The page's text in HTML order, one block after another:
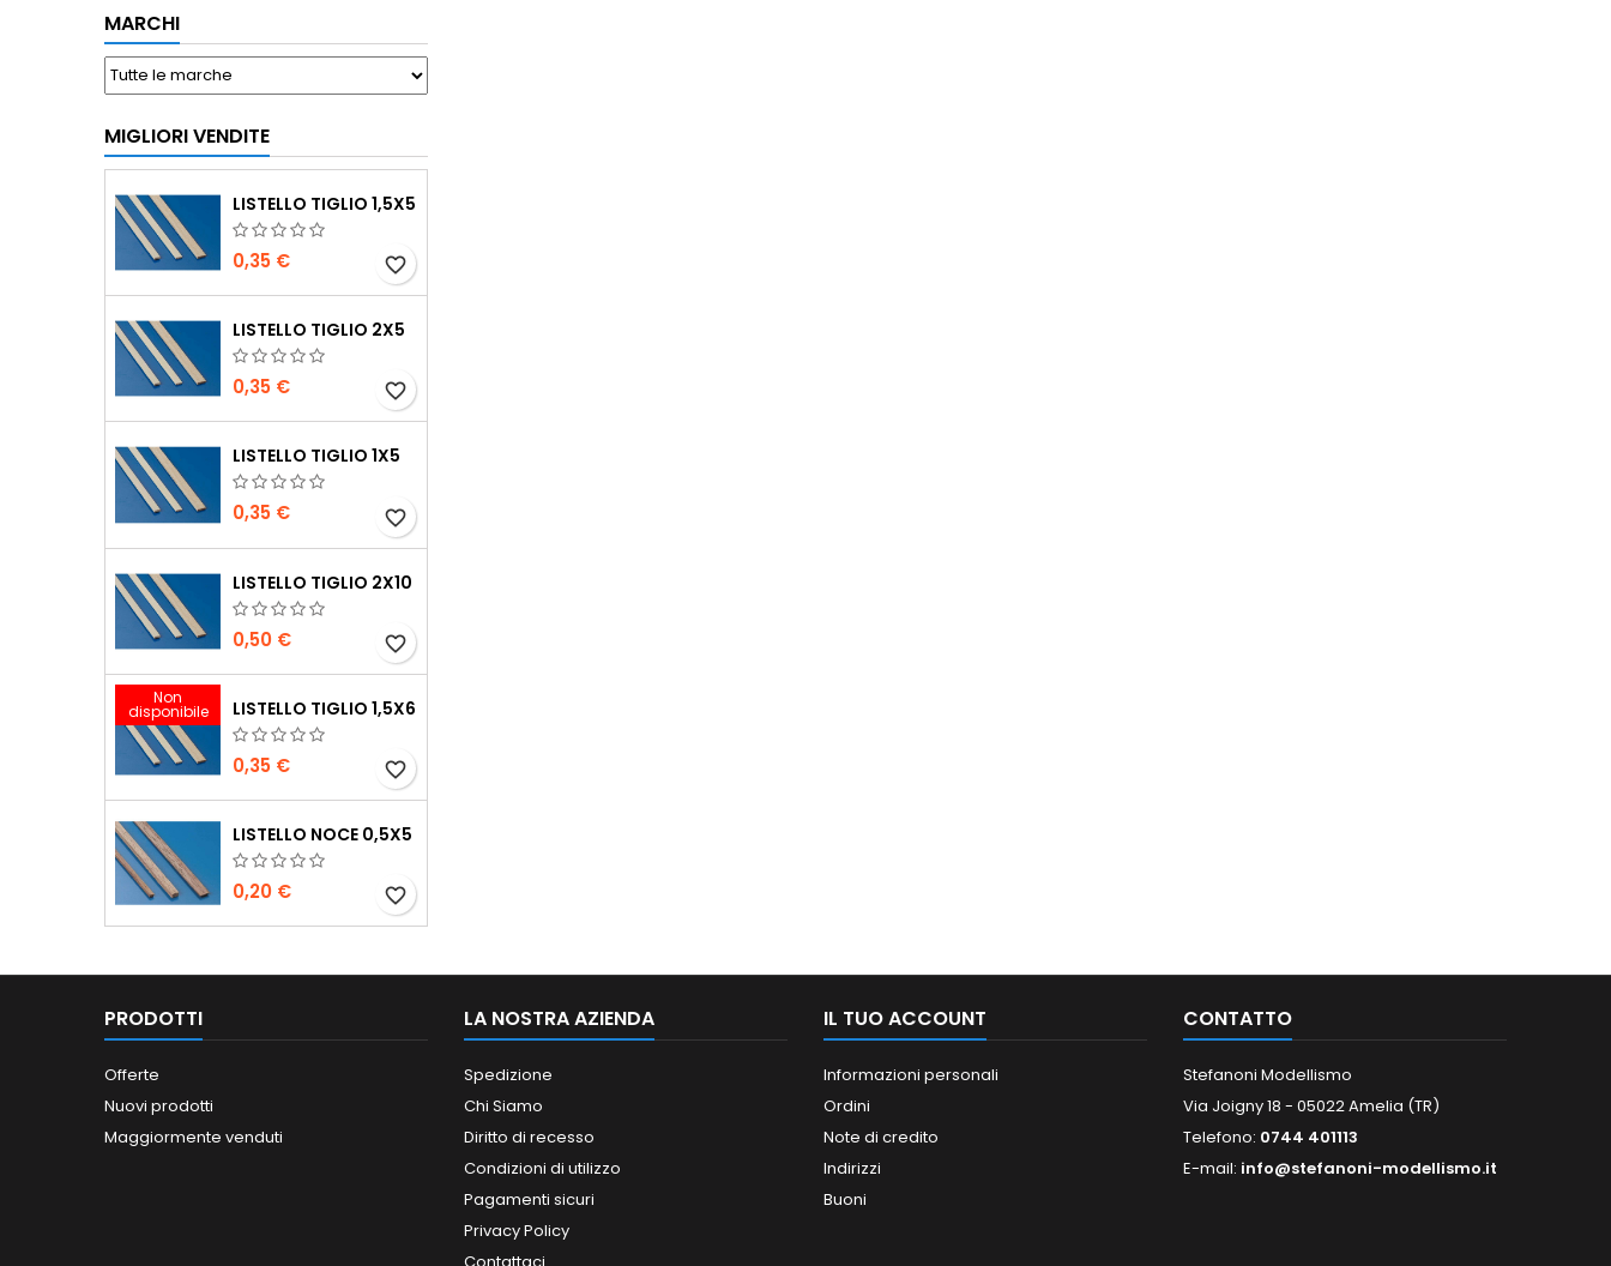
MARCHI
MIGLIORI VENDITE
LISTELLO TIGLIO 1,5X5
0,35 € favorite_border
LISTELLO TIGLIO 2X5
0,35 € favorite_border
LISTELLO TIGLIO 1X5
0,35 € favorite_border
LISTELLO TIGLIO 2X10
0,50 € favorite_border
Non
disponibile LISTELLO TIGLIO 1,5X6
0,35 € favorite_border
LISTELLO NOCE 0,5X5
0,20 € favorite_border
PRODOTTI
Offerte
Nuovi prodotti
Maggiormente venduti
LA NOSTRA AZIENDA
Spedizione
Chi Siamo
Diritto di recesso
Condizioni di utilizzo
Pagamenti sicuri
Privacy Policy
IL TUO ACCOUNT
Informazioni personali
Ordini
Note di credito
Indirizzi
Buoni
CONTATTO
Stefanoni Modellismo
Via Joigny 18 - 05022 Amelia (TR)
Telefono: 0744 401113
E-mail: info@stefanoni-modellismo.it